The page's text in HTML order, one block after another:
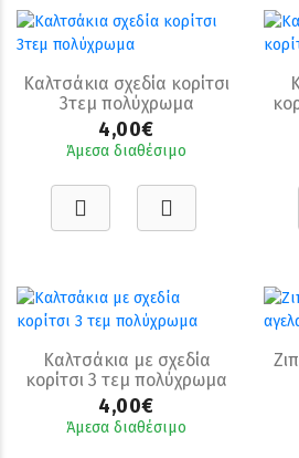
Καλτσάκια σχεδία κορίτσι
3τεμ πολύχρωμα
4,00€
Άμεσα διαθέσιμο
Καλτσάκια με σχεδία
κορίτσι 3 τεμ πολύχρωμα
4,00€
Άμεσα διαθέσιμο